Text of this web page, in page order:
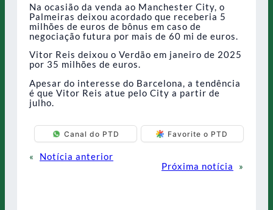
Na ocasião da venda ao Manchester City, o
Palmeiras deixou acordado que receberia 5
milhões de euros de bônus em caso de
negociação futura por mais de 60 mi de euros.
Vitor Reis deixou o Verdão em janeiro de 2025
por 35 milhões de euros.
Apesar do interesse do Barcelona, a tendência
é que Vitor Reis atue pelo City a partir de
julho.
Canal do PTD Favorite o PTD
«
Notícia anterior
Próxima notícia
»